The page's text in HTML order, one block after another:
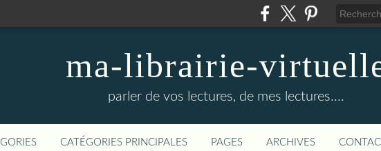
ma-librairie-
parler de vos lectures, de mes lectures....
CATÉGORIES PRINCIPALES PAGES ARCHIVES